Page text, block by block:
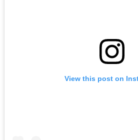
View this post on